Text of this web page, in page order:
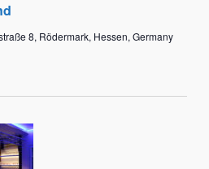
8, Rödermark, Hessen, Germany